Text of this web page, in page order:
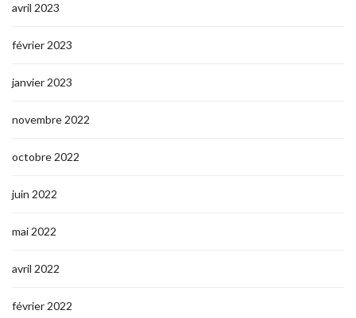
avril 2023
février 2023
janvier 2023
novembre 2022
octobre 2022
juin 2022
mai 2022
avril 2022
février 2022